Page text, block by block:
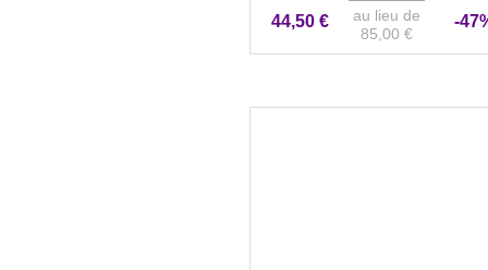
44,50 €
au lieu de
85,00 €
-